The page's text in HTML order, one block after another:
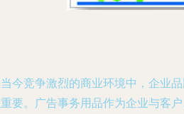
今竞争激烈的商业环境中，企业
要。广告事务用品作为企业与客